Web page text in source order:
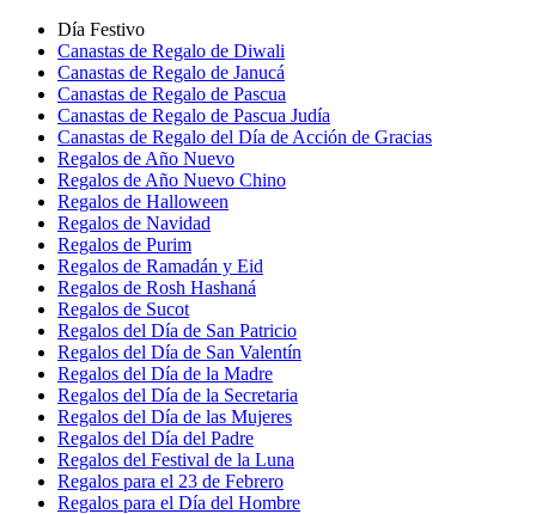
Día Festivo
Canastas de Regalo de Diwali
Canastas de Regalo de Janucá
Canastas de Regalo de Pascua
Canastas de Regalo de Pascua Judía
Canastas de Regalo del Día de Acción de Gracias
Regalos de Año Nuevo
Regalos de Año Nuevo Chino
Regalos de Halloween
Regalos de Navidad
Regalos de Purim
Regalos de Ramadán y Eid
Regalos de Rosh Hashaná
Regalos de Sucot
Regalos del Día de San Patricio
Regalos del Día de San Valentín
Regalos del Día de la Madre
Regalos del Día de la Secretaria
Regalos del Día de las Mujeres
Regalos del Día del Padre
Regalos del Festival de la Luna
Regalos para el 23 de Febrero
Regalos para el Día del Hombre